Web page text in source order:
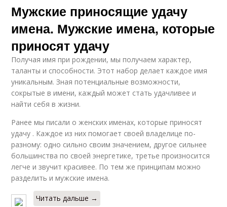
Мужские приносящие удачу
имена. Мужские имена, которые
приносят удачу
Получая имя при рождении, мы получаем характер,
таланты и способности. Этот набор делает каждое имя
уникальным. Зная потенциальные возможности,
сокрытые в имени, каждый может стать удачливее и
найти себя в жизни.
Ранее мы писали о женских именах, которые приносят
удачу . Каждое из них помогает своей владелице по-
разному: одно сильно своим значением, другое сильнее
большинства по своей энергетике, третье произносится
легче и звучит красивее. По тем же принципам можно
разделить и мужские имена.
Читать дальше →